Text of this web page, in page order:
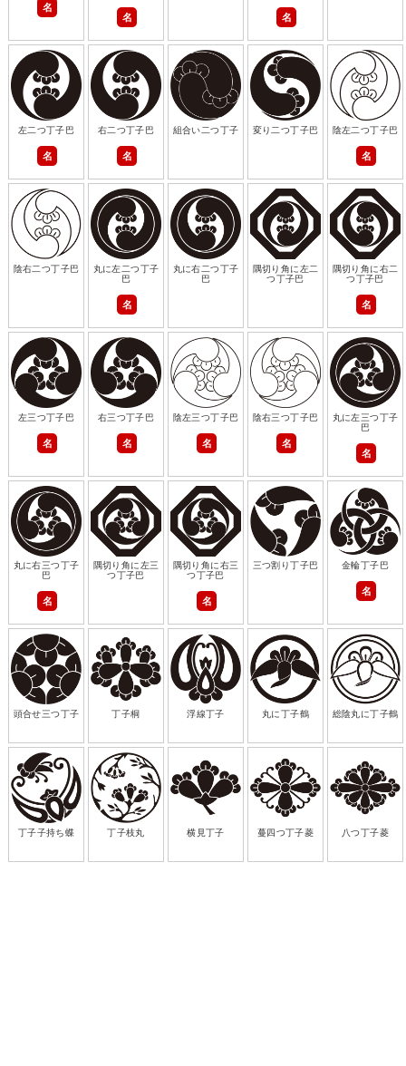
名
名 名
左二つ丁子巴
名
右二つ丁子巴
名
組合い二つ丁子 変り二つ丁子巴 陰左二つ丁子巴
名
陰右二つ丁子巴
丸に左二つ丁子
巴
名
丸に右二つ丁子
巴
隅切り角に左二
つ丁子巴
隅切り角に右二
つ丁子巴
名
左三つ丁子巴
名
右三つ丁子巴
名
陰左三つ丁子巴
名
陰右三つ丁子巴
名
丸に左三つ丁子
巴
名
丸に右三つ丁子
巴
名
隅切り角に左三
つ丁子巴
隅切り角に右三
つ丁子巴
名
三つ割り丁子巴 金輪丁子巴
名
頭合せ三つ丁子 丁子桐 浮線丁子 丸に丁子鶴 総陰丸に丁子鶴
丁子子持ち蝶 丁子枝丸 横見丁子 蔓四つ丁子菱 八つ丁子菱